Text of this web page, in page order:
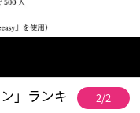
」ランキ
2/2